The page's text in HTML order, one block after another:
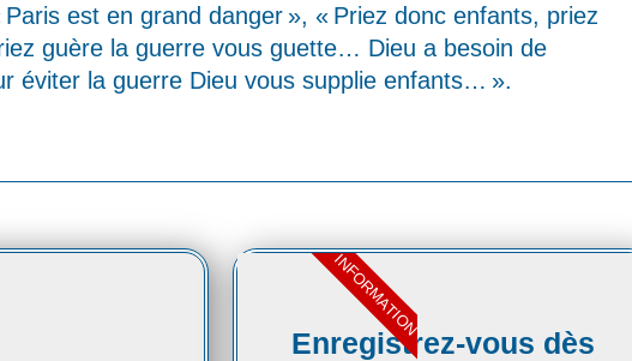
est en grand danger », « Priez donc enfants, priez
guère la guerre vous guette… Dieu a besoin de
éviter la guerre Dieu vous supplie enfants… ».
Enregistrez-vous dès
INFORMATION